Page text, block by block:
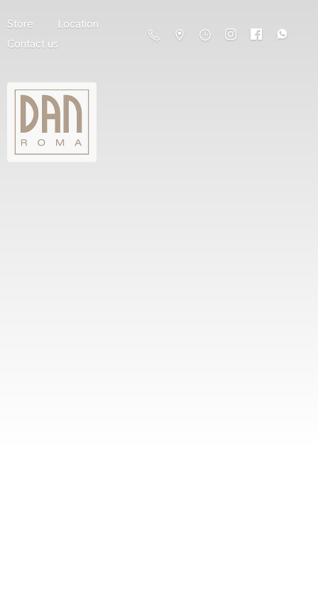
Store
Location
Contact us